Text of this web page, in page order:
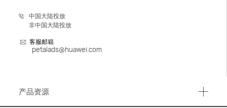
中国大陆投放
非中国大陆投放
客服邮箱
petalads@huawei.com
产品资源